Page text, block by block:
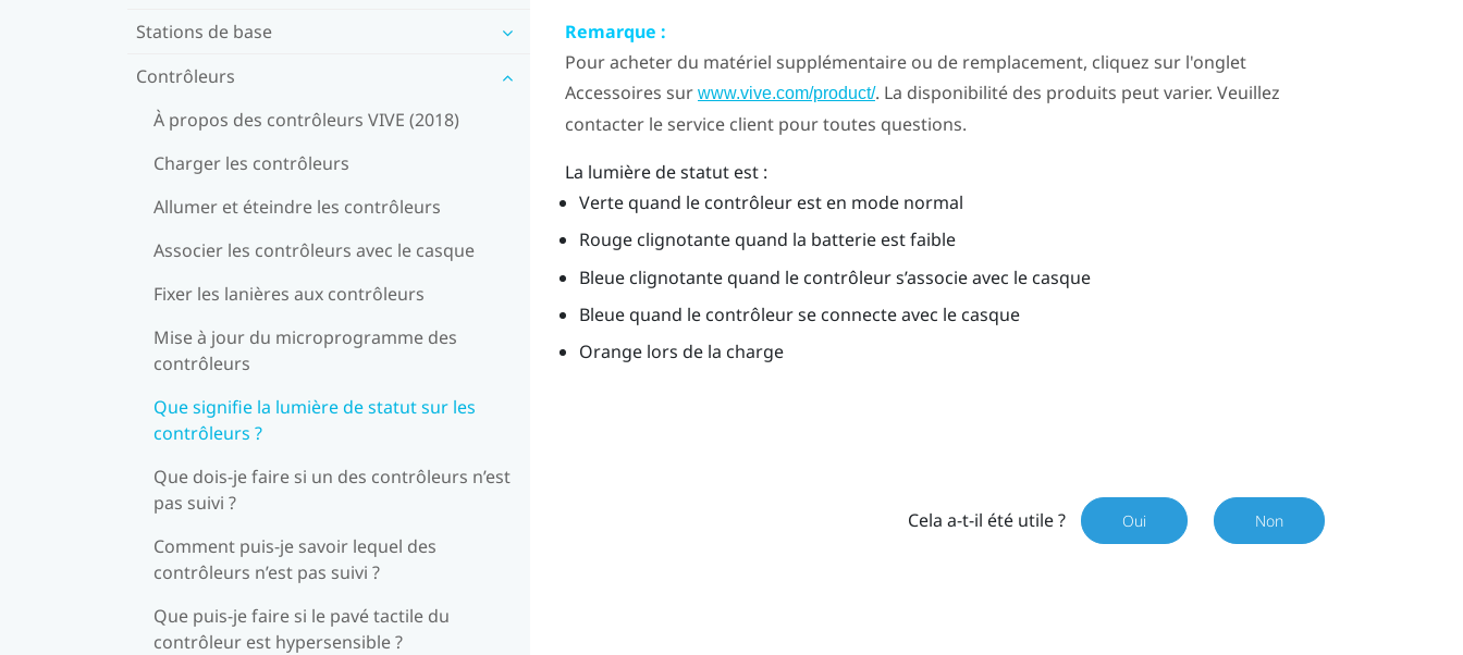
Stations de base
Contrôleurs
À propos des contrôleurs VIVE (2018)
Charger les contrôleurs
Allumer et éteindre les contrôleurs
Associer les contrôleurs avec le casque
Fixer les lanières aux contrôleurs
Mise à jour du microprogramme des
contrôleurs
Que signifie la lumière de statut sur les
contrôleurs ?
Que dois-je faire si un des contrôleurs n’est
pas suivi ?
Comment puis-je savoir lequel des
contrôleurs n’est pas suivi ?
Que puis-je faire si le pavé tactile du
contrôleur est hypersensible ?
Remarque :
Pour acheter du matériel supplémentaire ou de remplacement, cliquez sur l'onglet
Accessoires sur www.vive.com/product/. La disponibilité des produits peut varier. Veuillez
contacter le service client pour toutes questions.
La lumière de statut est :
Verte quand le contrôleur est en mode normal
Rouge clignotante quand la batterie est faible
Bleue clignotante quand le contrôleur s’associe avec le casque
Bleue quand le contrôleur se connecte avec le casque
Orange lors de la charge
Cela a-t-il été utile ? Oui Non